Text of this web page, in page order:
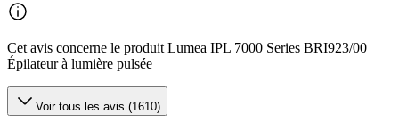
Cet avis concerne le produit Lumea IPL 7000 Series BRI923/00
Épilateur à lumière pulsée
Voir tous les avis (1610)